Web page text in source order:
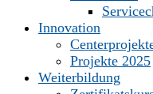
Innovation
Projekte 2025
Weiterbildung